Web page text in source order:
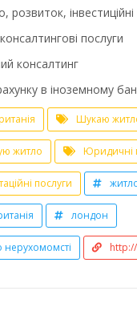
розвиток,
послуги
консалтинг
в іноземному
Шукаю
житло Юридичні
послуги
лондон
нерухомомсті